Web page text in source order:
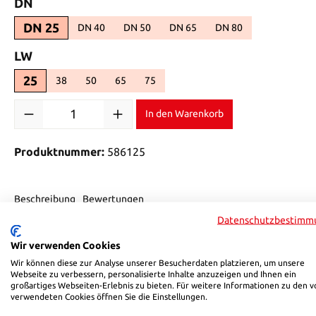
DN 25
DN 40(Diese Option ist zurzeit nicht verfügbar.)
DN 50(Diese Option ist zurzeit nicht verfügbar.)
DN 65(Diese Option ist zurzeit nicht
DN 80(Diese Option ist
LWauswählen
25
38(Diese Option ist zurzeit nicht verfügbar.)
50(Diese Option ist zurzeit nicht verfügbar.)
65(Diese Option ist zurzeit nicht verfügbar.)
75(Diese Option ist zurzeit nicht verfügbar.)
In den Warenkorb
Produktnummer: 586125
Beschreibung Bewertungen
Produktinformationen "HSB 5861"
• Anwendung: Verbinden von Schläuchen mit Anschlüssen
• Temperatur min.: -20°C
Wir verwenden Cookies
Wir können diese zur Analyse unserer Besucherdaten platzieren, um unsere
Webseite zu verbessern, personalisierte Inhalte anzuzeigen und Ihnen ein
großartiges Webseiten-Erlebnis zu bieten. Für weitere Informationen zu den
verwendeten Cookies öffnen Sie die Einstellungen.